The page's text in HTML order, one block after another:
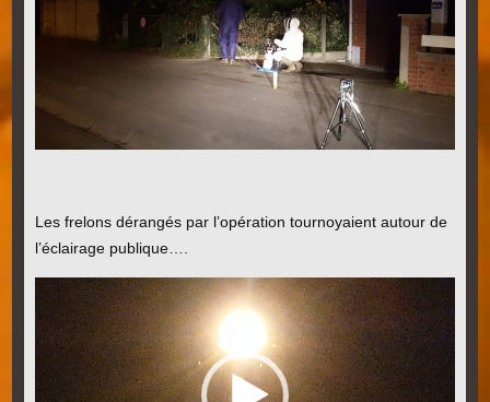
Les frelons dérangés par l’opération tournoyaient autour de
l’éclairage publique….
Lecteur
vidéo